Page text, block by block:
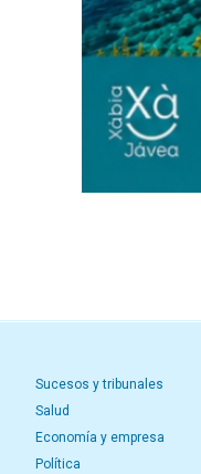
Sucesos y tribunales
Salud
Economía y empresa
Política